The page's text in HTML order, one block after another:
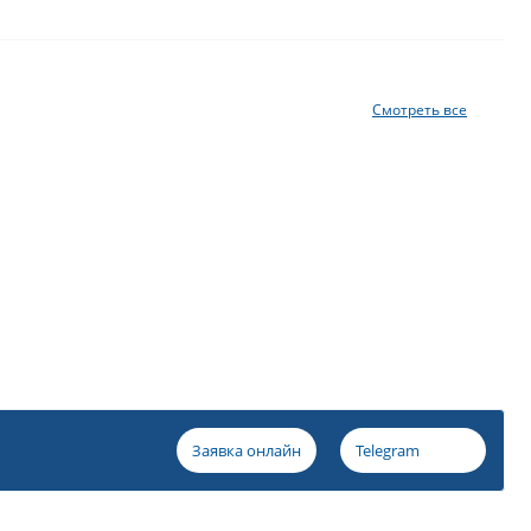
Смотреть все
Заявка онлайн Telegram